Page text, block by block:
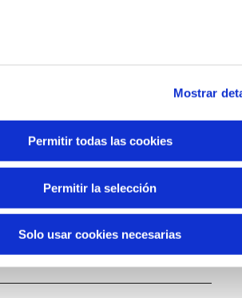
Mostrar
Permitir todas las cookies
Permitir la selección
Solo usar cookies necesarias
sortzea
txostena